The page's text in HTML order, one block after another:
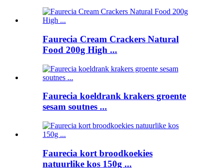
Faurecia Cream Crackers Natural
Food 200g High ...
Faurecia koeldrank krakers groente
sesam soutnes ...
Faurecia kort broodkoekies
natuurlike kos 150g ...